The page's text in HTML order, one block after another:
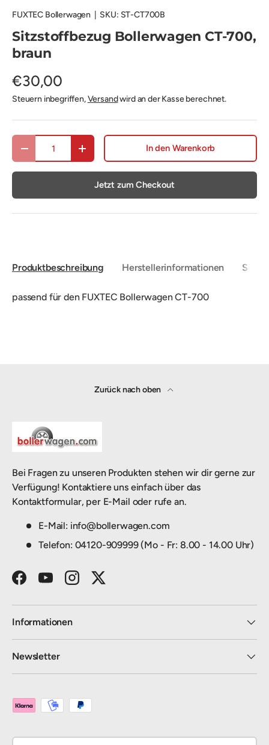
FUXTEC Bollerwagen SKU: ST-CT700B
Sitzstoffbezug Bollerwagen CT-700,
braun
€30,00
Steuern inbegriffen,Versandwird an der Kasse berechnet.
Menge verringernMenge erhöhen In den Warenkorb
Jetzt zum Checkout
Produktbeschreibung Herstellerinformationen
passend für den FUXTEC Bollerwagen CT-700
Zurück nach oben
Bei Fragen zu unseren Produkten stehen wir dir gerne zur
Verfügung! Kontaktiere uns einfach über das
Kontaktformular, per E-Mail oder rufe an.
E-Mail: info@bollerwagen.com
Telefon: 04120-909999 (Mo - Fr: 8.00 - 14.00 Uhr)
FacebookYouTubeInstagramTwitter
Informationen
Newsletter
Zahlungsmethoden